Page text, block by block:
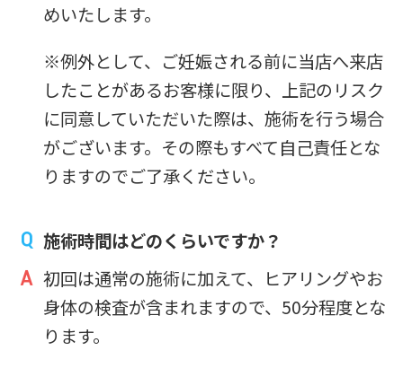
めいたします。
※例外として、ご妊娠される前に当店へ来店
したことがあるお客様に限り、上記のリスク
に同意していただいた際は、施術を行う場合
がございます。その際もすべて自己責任とな
りますのでご了承ください。
施術時間はどのくらいですか？
初回は通常の施術に加えて、ヒアリングやお
身体の検査が含まれますので、50分程度とな
ります。